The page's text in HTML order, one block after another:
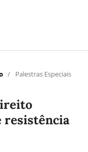
/ Palestras Especiais
resistência